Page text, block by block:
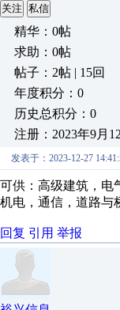
关注 私信
精华：0帖
求助：0帖
帖子：2帖 | 15回
年度积分：0
历史总积分：0
注册：2023年9月
发表于：2023-12-27
可供：高级建筑，电
机电，通信，道路与
回复 引用 举报